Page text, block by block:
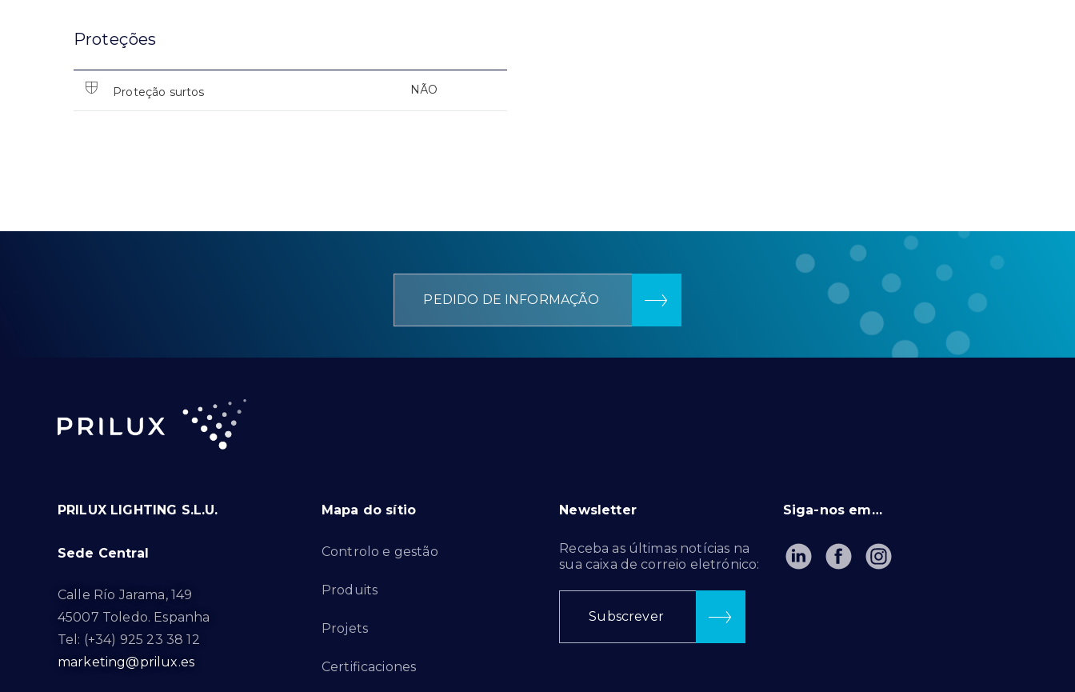
Proteções
Proteção surtos NÃO
PEDIDO DE INFORMAÇÃO
PRILUX LIGHTING S.L.U.
Sede Central
Calle Río Jarama, 149
45007 Toledo. Espanha
Tel: (+34) 925 23 38 12
marketing@prilux.es
Mapa do sítio
Controlo e gestão
Produits
Projets
Certificaciones
Newsletter
Receba as últimas notícias na
sua caixa de correio eletrónico:
Subscrever
Siga-nos em…